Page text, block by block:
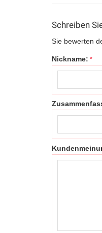
Schreiben
Sie bewerten
Nickname: